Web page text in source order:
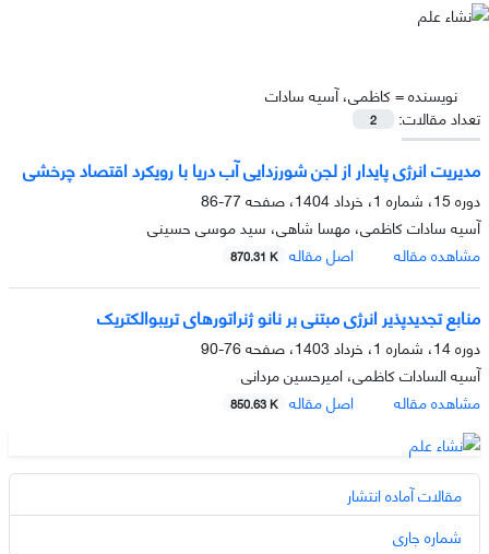
نویسنده =کاظمی، آسیه سادات
تعداد مقالات:
2
مدیریت انرژی پایدار از لجن شورزدایی آب دریا با رویکرد اقتصاد چرخشی
دوره 15، شماره 1، خرداد 1404، صفحه
77-86
آسیه سادات کاظمی، مهسا شاهی، سید موسی حسینی
مشاهده مقاله
اصل مقاله 870.31 K
منابع تجدیدپذیر انرژی مبتنی بر نانو ژنراتورهای تریبوالکتریک
دوره 14، شماره 1، خرداد 1403، صفحه
76-90
آسیه السادات کاظمی، امیرحسین مردانی
مشاهده مقاله
اصل مقاله 850.63 K
مقالات آماده انتشار
شماره جاری